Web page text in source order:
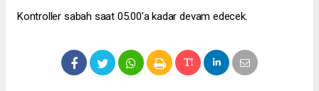
Kontroller sabah saat 05.00'a kadar devam edecek.